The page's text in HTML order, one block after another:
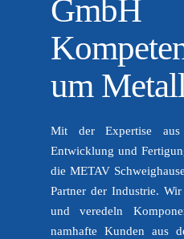
um
Mit der Expertise
Entwicklung und
die METAV
Partner der Industrie.
und veredeln
namhafte Kunden aus